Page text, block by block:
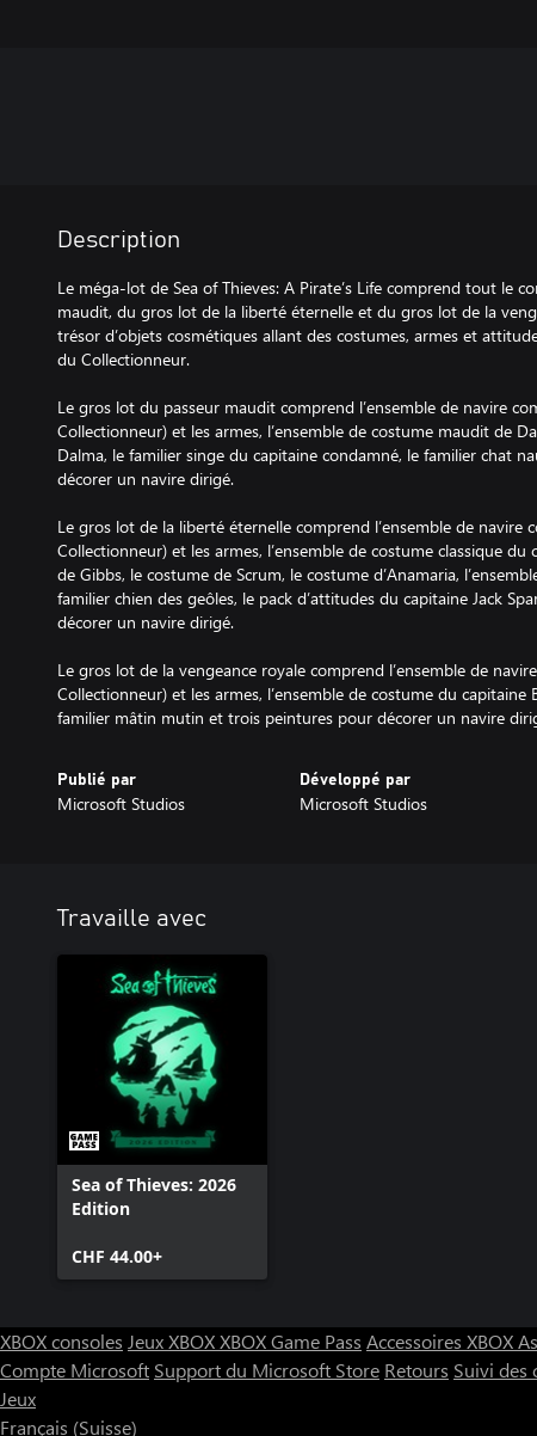
Description
Le méga-lot de Sea of Thieves: A Pirate’s Life comprend tout le
maudit, du gros lot de la liberté éternelle et du gros lot de la
trésor d’objets cosmétiques allant des costumes, armes et
du Collectionneur.
Le gros lot du passeur maudit comprend l’ensemble de navire
Collectionneur) et les armes, l’ensemble de costume maudit de
Dalma, le familier singe du capitaine condamné, le familier chat
décorer un navire dirigé.
Le gros lot de la liberté éternelle comprend l’ensemble de navire
Collectionneur) et les armes, l’ensemble de costume classique du
de Gibbs, le costume de Scrum, le costume d’Anamaria,
familier chien des geôles, le pack d’attitudes du capitaine Jack
décorer un navire dirigé.
Le gros lot de la vengeance royale comprend l’ensemble de
Collectionneur) et les armes, l’ensemble de costume du capitaine
familier mâtin mutin et trois peintures pour décorer un navire
Publié par
Microsoft Studios
Développé par
Microsoft Studios
Travaille avec
Sea of Thieves: 2026
Edition
CHF 44.00+
XBOX consoles Jeux XBOXXBOX Game Pass Accessoires XBOX
Compte Microsoft Support du Microsoft Store Retours Suivi des
Jeux
Français (Suisse)